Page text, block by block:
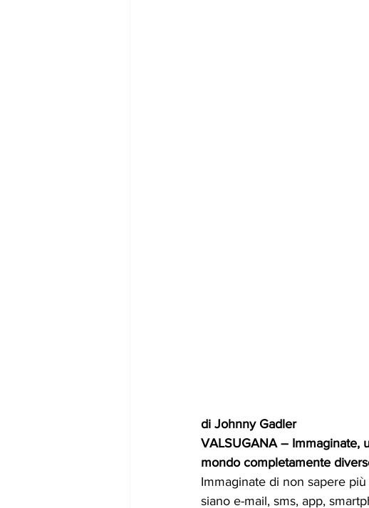
di Johnny Gadler
VALSUGANA – Immaginate,
mondo completamente
Immaginate di non sapere
siano e-mail, sms, app,